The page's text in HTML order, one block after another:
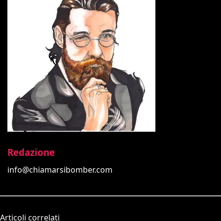
Redazione
info@chiamarsibomber.com
Articoli correlati